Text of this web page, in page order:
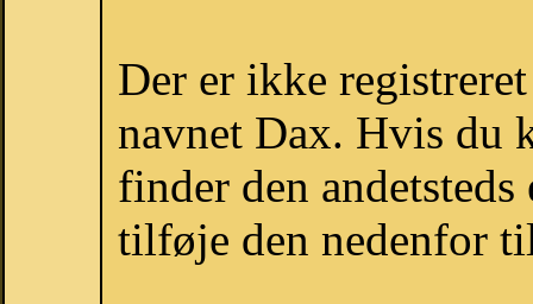
Der er ikke
navnet Dax. Hvis du
finder den
tilføje den nedenfor